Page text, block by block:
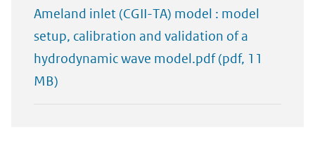
Ameland inlet (CGII-TA) model : model
setup, calibration and validation of a
hydrodynamic wave model.pdf(pdf, 11
MB)